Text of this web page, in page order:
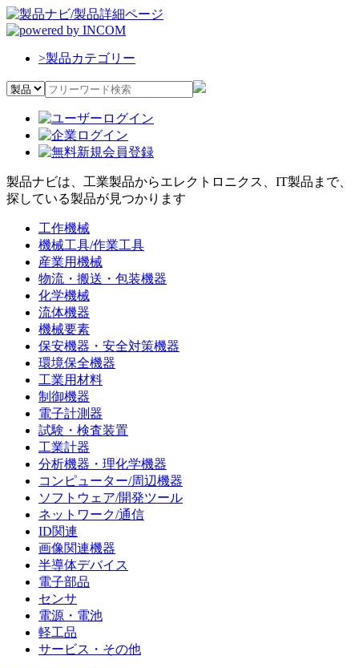
>製品カテゴリー
製品ナビは、工業製品からエレクトロニクス、IT製品まで、
探している製品が見つかります
工作機械
機械工具/作業工具
産業用機械
物流・搬送・包装機器
化学機械
流体機器
機械要素
保安機器・安全対策機器
環境保全機器
工業用材料
制御機器
電子計測器
試験・検査装置
工業計器
分析機器・理化学機器
コンピューター/周辺機器
ソフトウェア/開発ツール
ネットワーク/通信
ID関連
画像関連機器
半導体デバイス
電子部品
センサ
電源・電池
軽工品
サービス・その他